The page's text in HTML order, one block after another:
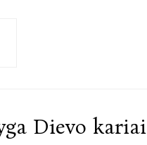
Dievo kariai